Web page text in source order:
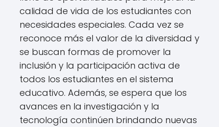
calidad de vida de los estudiantes con
necesidades especiales. Cada vez se
reconoce más el valor de la diversidad y
se buscan formas de promover la
inclusión y la participación activa de
todos los estudiantes en el sistema
educativo. Además, se espera que los
avances en la investigación y la
tecnología continúen brindando nuevas